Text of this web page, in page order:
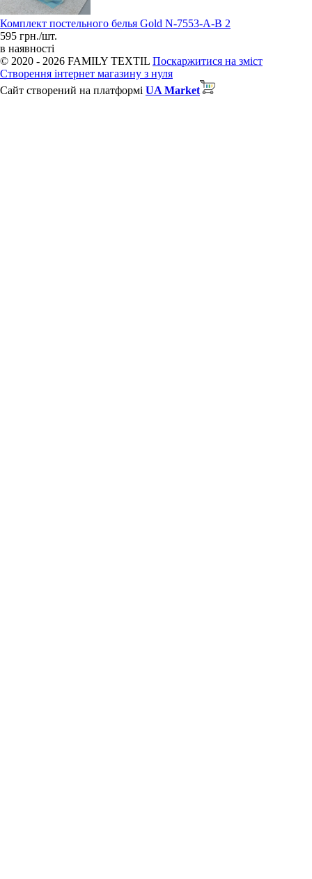
Комплект постельного белья Gold N-7553-A-B 2
595 грн./шт.
в наявності
© 2020 - 2026 FAMILY TEXTIL Поскаржитися на зміст
Створення інтернет магазину з нуля
Сайт створений на платформі UA Market